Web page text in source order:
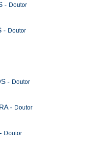
- Doutor
- Doutor
- Doutor
- Doutor
- Doutor